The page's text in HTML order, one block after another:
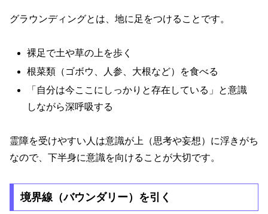
グラウンディングとは、地に足をつけることです。
裸足で土や草の上を歩く
根菜類（ゴボウ、人参、大根など）を食べる
「自分は今ここにしっかりと存在している」と意識
しながら深呼吸する
霊障を受けやすい人は意識が上（思考や妄想）に浮きがち
なので、下半身に意識を向けることが大切です。
境界線（バウンダリー）を引く